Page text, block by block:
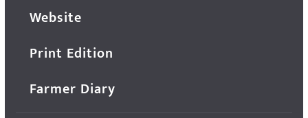
Website
Print Edition
Farmer Diary